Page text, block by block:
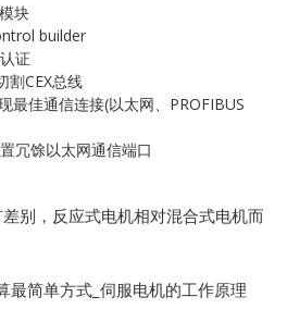
块
builder
证
割CEX总线
最佳通信连接(以太网、PROFIBUS
冗馀以太网通信端口
别，反应式电机相对混合式电机而
最简单方式_伺服电机的工作原理